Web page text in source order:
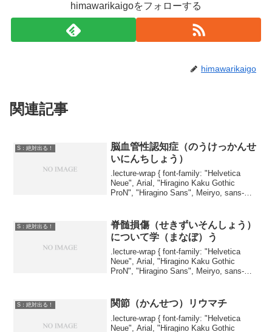
himawarikaigoをフォローする
himawarikaigo
関連記事
S：絶対出る！
脳血管性認知症（のうけっかんせ
いにんちしょう）
.lecture-wrap { font-family: "Helvetica
Neue", Arial, "Hiragino Kaku Gothic
ProN", "Hiragino Sans", Meiryo, sans-
S：絶対出る！
脊髄損傷（せきずいそんしょう）
について学（まなぼ）う
.lecture-wrap { font-family: "Helvetica
Neue", Arial, "Hiragino Kaku Gothic
ProN", "Hiragino Sans", Meiryo, sans-
S：絶対出る！ 関節（かんせつ）リウマチ
.lecture-wrap { font-family: "Helvetica
Neue", Arial, "Hiragino Kaku Gothic